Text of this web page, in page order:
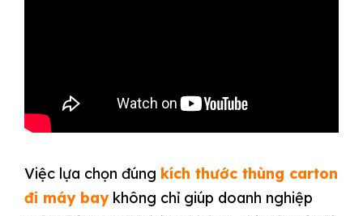
Việc lựa chọn đúng kích thước thùng carton
đi máy baykhông chỉ giúp doanh nghiệp